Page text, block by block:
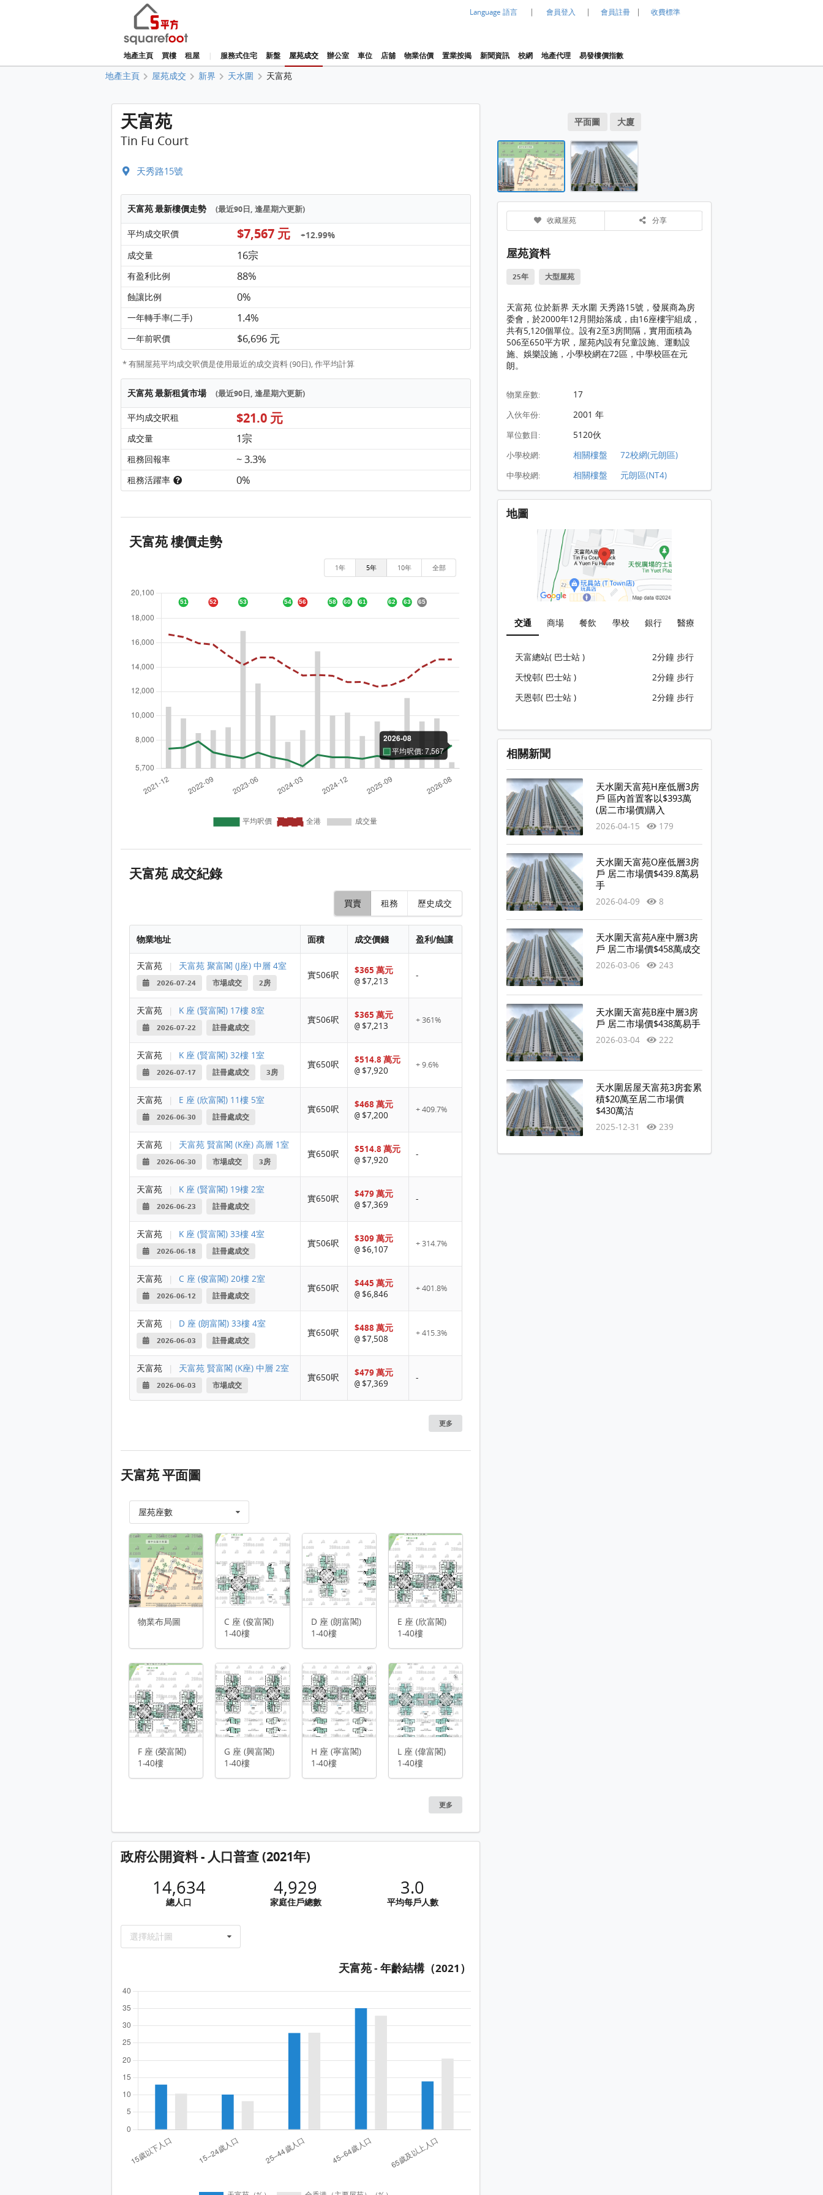
Language 語言 | 會員登入 | 會員註冊 | 收費標準
地產主頁 買樓 租屋 | 服務式住宅 新盤 屋苑成交 辦公室 車位 店舖 物業估價 置業按揭 新聞資訊 校網 地產代理 易發樓價指數
地產主頁 屋苑成交 新界 天水圍 天富苑
天富苑
Tin Fu Court
天秀路15號
天富苑 最新樓價走勢 (最近90日, 逢星期六更新)
平均成交呎價 $7,567 元 +12.99%
成交量 16宗
有盈利比例 88%
蝕讓比例 0%
一年轉手率(二手) 1.4%
一年前呎價 $6,696 元
* 有關屋苑平均成交呎價是使用最近的成交資料 (90日), 作平均計算
天富苑 最新租賃市場 (最近90日, 逢星期六更新)
平均成交呎租 $21.0 元
成交量 1宗
租務回報率 ~ 3.3%
租務活躍率 0%
天富苑 樓價走勢
1年 5年 10年 全部
天富苑 成交紀錄
買賣 租務 歷史成交
物業地址 面積 成交價錢 盈利/蝕讓
天富苑 | 天富苑 聚富閣 (J座) 中層 4室
2026-07-24 市場成交 2房
實506呎 $365 萬元
@ $7,213
-
天富苑 | K 座 (賢富閣) 17樓 8室
2026-07-22 註冊處成交
實506呎 $365 萬元
@ $7,213
+ 361%
天富苑 | K 座 (賢富閣) 32樓 1室
2026-07-17 註冊處成交 3房
實650呎 $514.8 萬元
@ $7,920
+ 9.6%
天富苑 | E 座 (欣富閣) 11樓 5室
2026-06-30 註冊處成交
實650呎 $468 萬元
@ $7,200
+ 409.7%
天富苑 | 天富苑 賢富閣 (K座) 高層 1室
2026-06-30 市場成交 3房
實650呎 $514.8 萬元
@ $7,920
-
天富苑 | K 座 (賢富閣) 19樓 2室
2026-06-23 註冊處成交
實650呎 $479 萬元
@ $7,369
-
天富苑 | K 座 (賢富閣) 33樓 4室
2026-06-18 註冊處成交
實506呎 $309 萬元
@ $6,107
+ 314.7%
天富苑 | C 座 (俊富閣) 20樓 2室
2026-06-12 註冊處成交
實650呎 $445 萬元
@ $6,846
+ 401.8%
天富苑 | D 座 (朗富閣) 33樓 4室
2026-06-03 註冊處成交
實650呎 $488 萬元
@ $7,508
+ 415.3%
天富苑 | 天富苑 賢富閣 (K座) 中層 2室
2026-06-03 市場成交
實650呎 $479 萬元
@ $7,369
-
更多
天富苑 平面圖
屋苑座數
物業布局圖 平面圖
C 座 (俊富閣) 1-40樓 平面圖
D 座 (朗富閣) 1-40樓 平面圖
E 座 (欣富閣) 1-40樓 平面圖
F 座 (榮富閣) 1-40樓 平面圖
G 座 (興富閣) 1-40樓 平面圖
H 座 (寧富閣) 1-40樓 平面圖
L 座 (偉富閣) 1-40樓 平面圖
M 座 (能富閣) 1-40樓 平面圖
物業布局圖
C 座 (俊富閣)
1-40樓
D 座 (朗富閣)
1-40樓
E 座 (欣富閣)
1-40樓
F 座 (榮富閣)
1-40樓
G 座 (興富閣)
1-40樓
H 座 (寧富閣)
1-40樓
L 座 (偉富閣)
1-40樓
更多
政府公開資料 - 人口普查 (2021年)
14,634
總人口
4,929
家庭住戶總數
3.0
平均每戶人數
選擇統計圖
天富苑 - 年齡結構（2021）
物業布局圖 平面圖
天富苑 大廈
物業布局圖 平面圖
平面圖 大廈
收藏屋苑 分享
屋苑資料
25年 大型屋苑
天富苑 位於新界 天水圍 天秀路15號，發展商為房
委會，於2000年12月開始落成，由16座樓宇組成，
共有5,120個單位。設有2至3房間隔，實用面積為
506至650平方呎，屋苑內設有兒童設施、運動設
施、娛樂設施，小學校網在72區，中學校區在元
朗。
物業座數: 17
入伙年份: 2001 年
單位數目: 5120伙
小學校網: 相關樓盤 72校網(元朗區)
中學校網: 相關樓盤 元朗區(NT4)
地圖
交通 商場 餐飲 學校 銀行 醫療
天富總站( 巴士站 )
2分鐘 步行
天悅邨( 巴士站 )
2分鐘 步行
天恩邨( 巴士站 )
2分鐘 步行
相關新聞
天水圍天富苑H座低層3房
戶 區內首置客以$393萬
(居二市場價)購入
2026-04-15 179
天水圍天富苑O座低層3房
戶 居二市場價$439.8萬易
手
2026-04-09 8
天水圍天富苑A座中層3房
戶 居二市場價$458萬成交
2026-03-06 243
天水圍天富苑B座中層3房
戶 居二市場價$438萬易手
2026-03-04 222
天水圍居屋天富苑3房套累
積$20萬至居二市場價
$430萬沽
2025-12-31 239